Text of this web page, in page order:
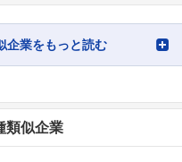
企業をもっと読む
類似企業